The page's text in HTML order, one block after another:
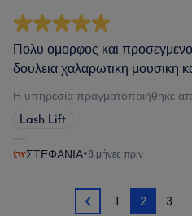
Πολυ ομορφος και
δουλεια χαλαρωτικη μουσικη
Η υπηρεσία πραγματοποιήθηκε
Lash Lift
ΣΤΕΦΑΝΙΑ•8 μήνες πριν
1 1 2 3